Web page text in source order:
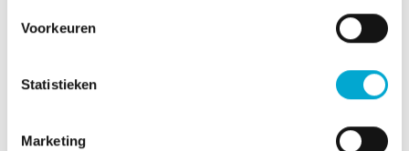
Voorkeuren
Statistieken
Marketing
thuiszorg heeft Vicky een duidelijke boodschap:
“Dit werk is zó veel meer dan alleen zorg
kunt echt je kennis en ervaring inzetten. Geen
cliënten heeft Cardia fietsen en e-bikes